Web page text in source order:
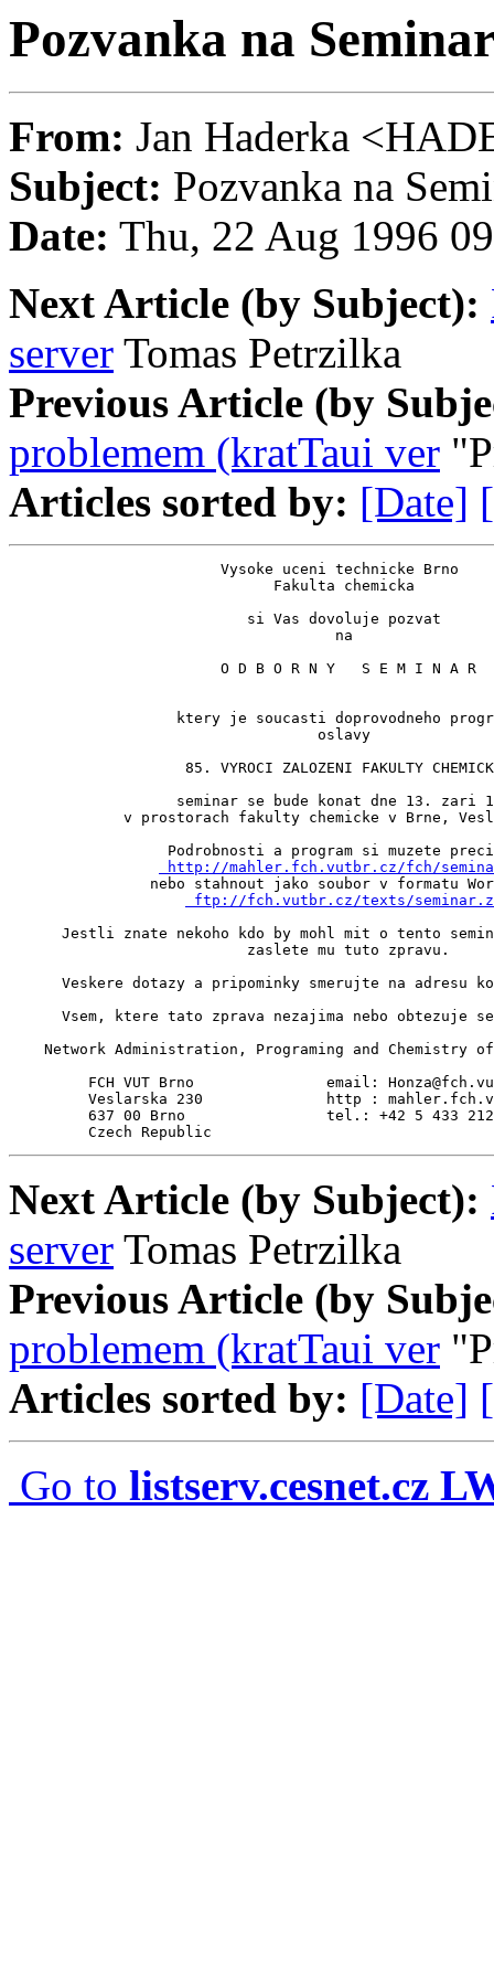
Pozvanka na
From: Jan Haderka
Subject: Pozvanka na
Date: Thu, 22 Aug 1996
Next Article (by Subject):
server Tomas Petrzilka
Previous Article (by
problemem (kratTaui ver
Articles sorted by: [Date]
                        Vysoke uceni technicke Brno
                              Fakulta chemicka
                           si Vas dovoluje pozvat
                                     na
                        O D B O R N Y   S E M I N A R
ktery je soucasti doprovodneho
                                   oslavy
85. VYROCI ZALOZENI FAKULTY
seminar se bude konat dne 13. zari
v prostorach fakulty chemicke v Brne,
Podrobnosti a program si muzete
http://mahler.fch.vutbr.cz/fch/
nebo stahnout jako soubor v formatu
ftp://fch.vutbr.cz/texts/
Jestli znate nekoho kdo by mohl mit o tento
                           zaslete mu tuto zpravu.
Veskere dotazy a pripominky smerujte na adresu
Vsem, ktere tato zprava nezajima nebo obtezuje
Network Administration, Programing and Chemistry
FCH VUT Brno               email:
Veslarska 230              http :
637 00 Brno                tel.: +42 5 433
         Czech Republic
Next Article (by Subject):
server Tomas Petrzilka
Previous Article (by
problemem (kratTaui ver
Articles sorted by: [Date]
Go to listserv.cesnet.cz